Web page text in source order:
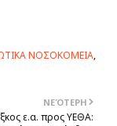
ΝΟΣΟΚΟΜΕΙΑ
ΝΕΌΤΕΡΗ
ε.α. προς ΥΕΘΑ: